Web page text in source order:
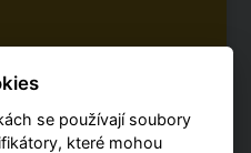
se používají soubory
které mohou